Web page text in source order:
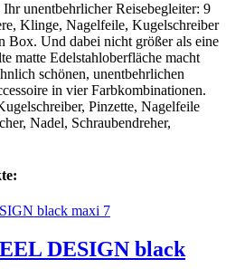
unentbehrlicher Reisebegleiter: 9
Klinge, Nagelfeile, Kugelschreiber
Box. Und dabei nicht größer als eine
matte Edelstahloberfläche macht
schönen, unentbehrlichen
in vier Farbkombinationen.
Pinzette, Nagelfeile
Nadel, Schraubendreher,
DESIGN black